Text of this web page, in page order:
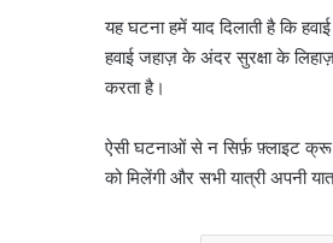
यह घटना हमें याद दिलाती है कि
हवाई जहाज़ के अंदर सुरक्षा के
करता है।
ऐसी घटनाओं से न सिर्फ़ फ़्लाइट क्रू
को मिलेंगी और सभी यात्री अपनी